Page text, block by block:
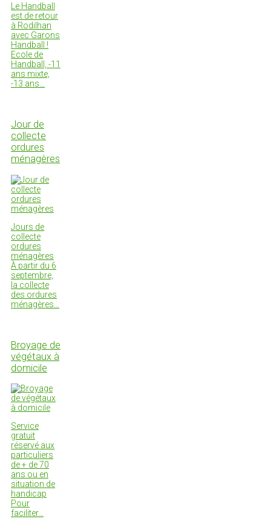
Le Handball
est de retour
à Rodilhan
avec Garons
Handball !
Ecole de
Handball, -11
ans mixte,
-13 ans…
Jour de
collecte
ordures
ménagères
Jours de
collecte
ordures
ménagères
À partir du 6
septembre,
la collecte
des ordures
ménagères…
Broyage de
végétaux à
domicile
Service
gratuit
réservé aux
particuliers
de + de 70
ans ou en
situation de
handicap
Pour
faciliter…